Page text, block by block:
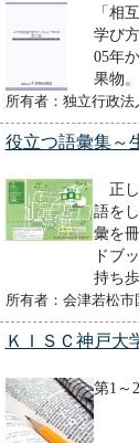
「相
学び
05年
果物
所有者：独立行政
役立つ語彙集～
正し
語を
彙を
ドブ
持ち
所有者：会津若松市
ＫＩＳＣ神戸大
第1～